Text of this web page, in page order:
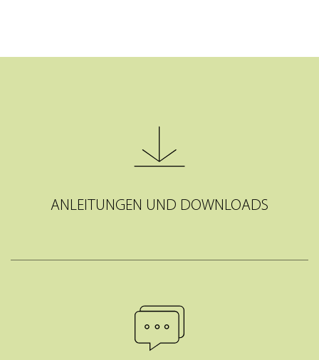
ANLEITUNGEN UND DOWNLOADS